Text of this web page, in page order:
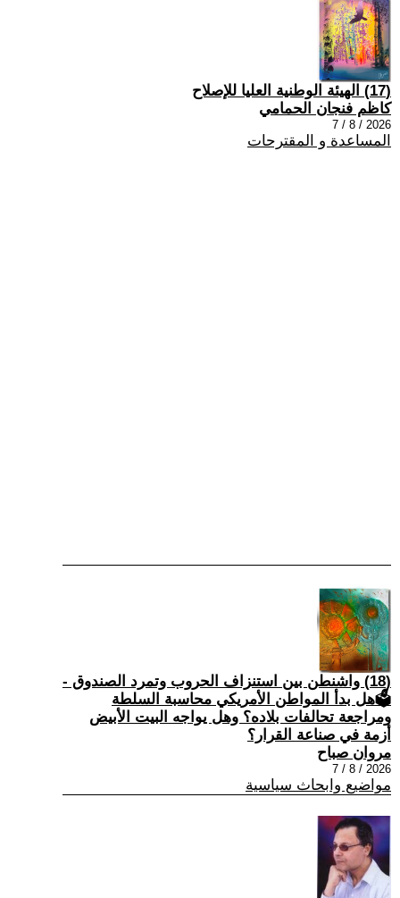
(17) الهيئة الوطنية العليا للإصلاح
كاظم فنجان الحمامي
2026 / 8 / 7
المساعدة و المقترحات
(18) واشنطن بين استنزاف الحروب وتمرد الصندوق -
🗳هل بدأ المواطن الأمريكي محاسبة السلطة
ومراجعة تحالفات بلاده؟ وهل يواجه البيت الأبيض
أزمة في صناعة القرار؟
مروان صباح
2026 / 8 / 7
مواضيع وابحاث سياسية